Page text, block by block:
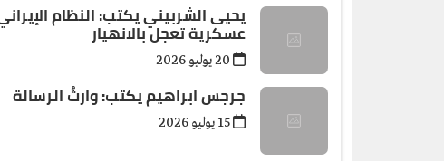
يحيى الشربيني يكتب: النظام
عسكرية تعجل بالانهيار
جرجس ابراهيم يكتب: وارثُ الرسالة